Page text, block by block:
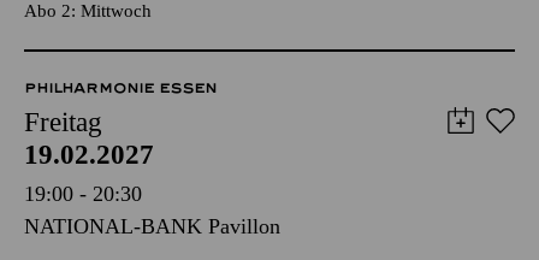
TICKETS
51,00 45,00 35,00 30,00 23,00 11,00€
Abo 2: Mittwoch
PHILHARMONIE ESSEN
Freitag
19.02.2027